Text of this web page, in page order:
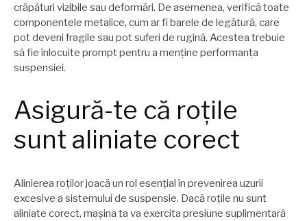
crăpături vizibile sau deformări. De asemenea, verifică toate
componentele metalice, cum ar fi barele de legătură, care
pot deveni fragile sau pot suferi de rugină. Acestea trebuie
să fie înlocuite prompt pentru a menține performanța
suspensiei.
Asigură-te că roțile
sunt aliniate corect
Alinierea roților joacă un rol esențial în prevenirea uzurii
excesive a sistemului de suspensie. Dacă roțile nu sunt
aliniate corect, mașina ta va exercita presiune suplimentară